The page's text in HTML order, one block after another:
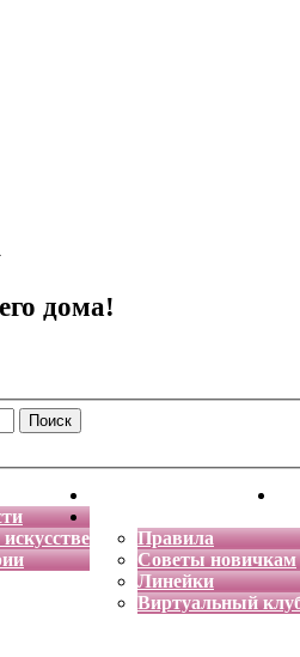
дома!
Энциклопедия кошек
Правила
Советы новичкам
Линейки
Виртуальный